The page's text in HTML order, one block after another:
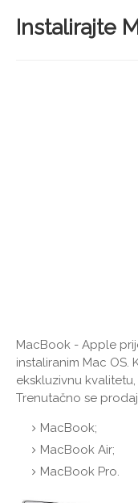
Instalirajte
MacBook - Apple
instaliranim Mac OS.
ekskluzivnu
Trenutačno se
MacBook;
MacBook Air;
MacBook Pro.